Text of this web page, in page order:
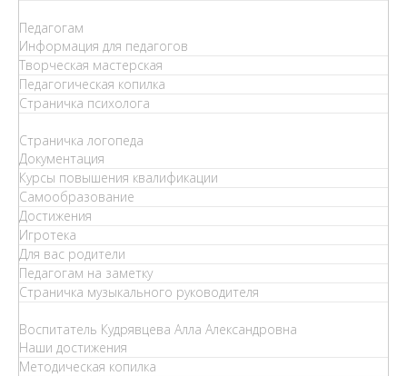
Педагогам
Информация для педагогов
Творческая мастерская
Педагогическая копилка
Страничка психолога
Страничка логопеда
Документация
Курсы повышения квалификации
Самообразование
Достижения
Игротека
Для вас родители
Педагогам на заметку
Страничка музыкального руководителя
Воспитатель Кудрявцева Алла Александровна
Наши достижения
Методическая копилка